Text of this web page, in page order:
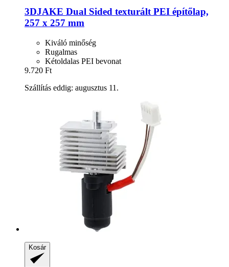
3DJAKE Dual Sided texturált PEI építőlap,
257 x 257 mm
Kiváló minőség
Rugalmas
Kétoldalas PEI bevonat
9.720 Ft
Szállítás eddig: augusztus 11.
Kosár